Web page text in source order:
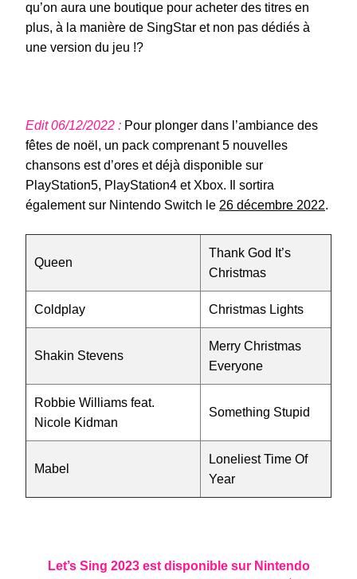
qu’on aura une boutique pour acheter des titres en
plus, à la manière de SingStar et non pas dédiés à
une version du jeu !?
Edit 06/12/2022 : Pour plonger dans l’ambiance des
fêtes de noël, un pack comprenant 5 nouvelles
chansons est d’ores et déjà disponible sur
PlayStation5, PlayStation4 et Xbox. Il sortira
également sur Nintendo Switch le 26 décembre 2022.
Queen
Thank God It’s
Christmas
Coldplay Christmas Lights
Shakin Stevens
Merry Christmas
Everyone
Robbie Williams feat.
Nicole Kidman
Something Stupid
Mabel
Loneliest Time Of
Year
Let’s Sing 2023est disponible sur Nintendo